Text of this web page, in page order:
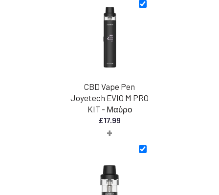
30,00
CBD Vape Pen
Joyetech EVIO M PRO
KIT - Μαύρο
£17.99
+